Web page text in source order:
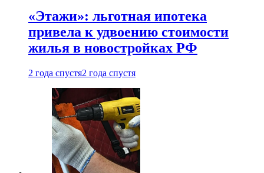
«Этажи»: льготная ипотека
привела к удвоению стоимости
жилья в новостройках РФ
2 года спустя2 года спустя